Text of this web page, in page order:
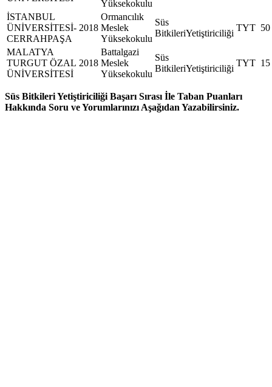
Yüksekokulu
İSTANBUL
ÜNİVERSİTESİ-
CERRAHPAŞA
2018
Ormancılık
Meslek
Yüksekokulu
Süs
BitkileriYetiştiriciliği
TYT 50
MALATYA
TURGUT ÖZAL
ÜNİVERSİTESİ
2018
Battalgazi
Meslek
Yüksekokulu
Süs
BitkileriYetiştiriciliği
TYT 15
Süs Bitkileri Yetiştiriciliği Başarı Sırası İle Taban Puanları
Hakkında Soru ve Yorumlarınızı Aşağıdan Yazabilirsiniz.